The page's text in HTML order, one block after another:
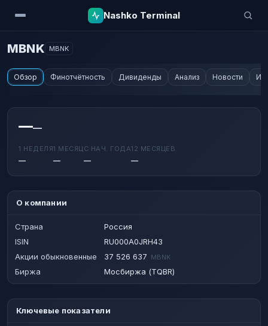
Nashko Terminal
MBNK MBNK
Обзор Финотчётность Дивиденды Анализ Новости
——
1 НЕДЕЛЯ
—
1 МЕСЯЦ
—
С НАЧ. ГОДА
—
12 МЕСЯЦЕВ
—
О компании
Страна
Россия
ISIN
RU000A0JRH43
Акции обыкновенные
37 526 637 MBNK
Биржа Мосбиржа (TQBR)
Ключевые показатели